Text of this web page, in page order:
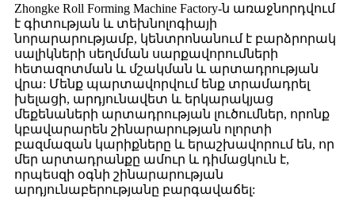
Zhongke Roll Forming Machine Factory-ն առաջնորդվում
է գիտության և տեխնոլոգիայի
նորարարությամբ, կենտրոնանում է բարձրորակ
սալիկների սեղմման սարքավորումների
հետազոտման և մշակման և արտադրության
վրա: Մենք պարտավորվում ենք տրամադրել
խելացի, արդյունավետ և երկարակյաց
մեքենաների արտադրության լուծումներ, որոնք
կբավարարեն շինարարության ոլորտի
բազմազան կարիքները և երաշխավորում են, որ
մեր արտադրանքը ամուր և դիմացկուն է,
որպեսզի օգնի շինարարության
արդյունաբերությանը բարգավաճել: